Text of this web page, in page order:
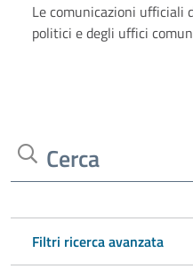
Le comunicazioni ufficiali
politici e degli uffici
Cerca
Filtri ricerca avanzata